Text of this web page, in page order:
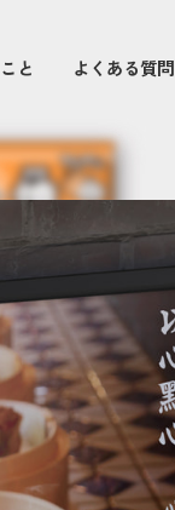
と よくある質問
事例